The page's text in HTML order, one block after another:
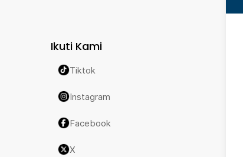
Ikuti Kami
Tiktok
Instagram
Facebook
X